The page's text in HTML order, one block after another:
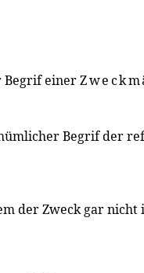
Begrif einer
Begrif der
der Zweck gar nicht